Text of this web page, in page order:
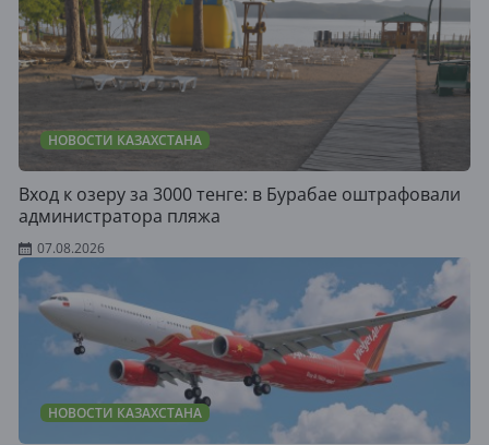
НОВОСТИ КАЗАХСТАНА
Вход к озеру за 3000 тенге: в Бурабае оштрафовали
администратора пляжа
07.08.2026
НОВОСТИ КАЗАХСТАНА